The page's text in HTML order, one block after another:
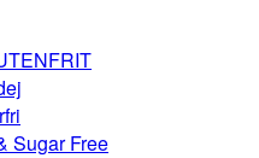
Sugar Free